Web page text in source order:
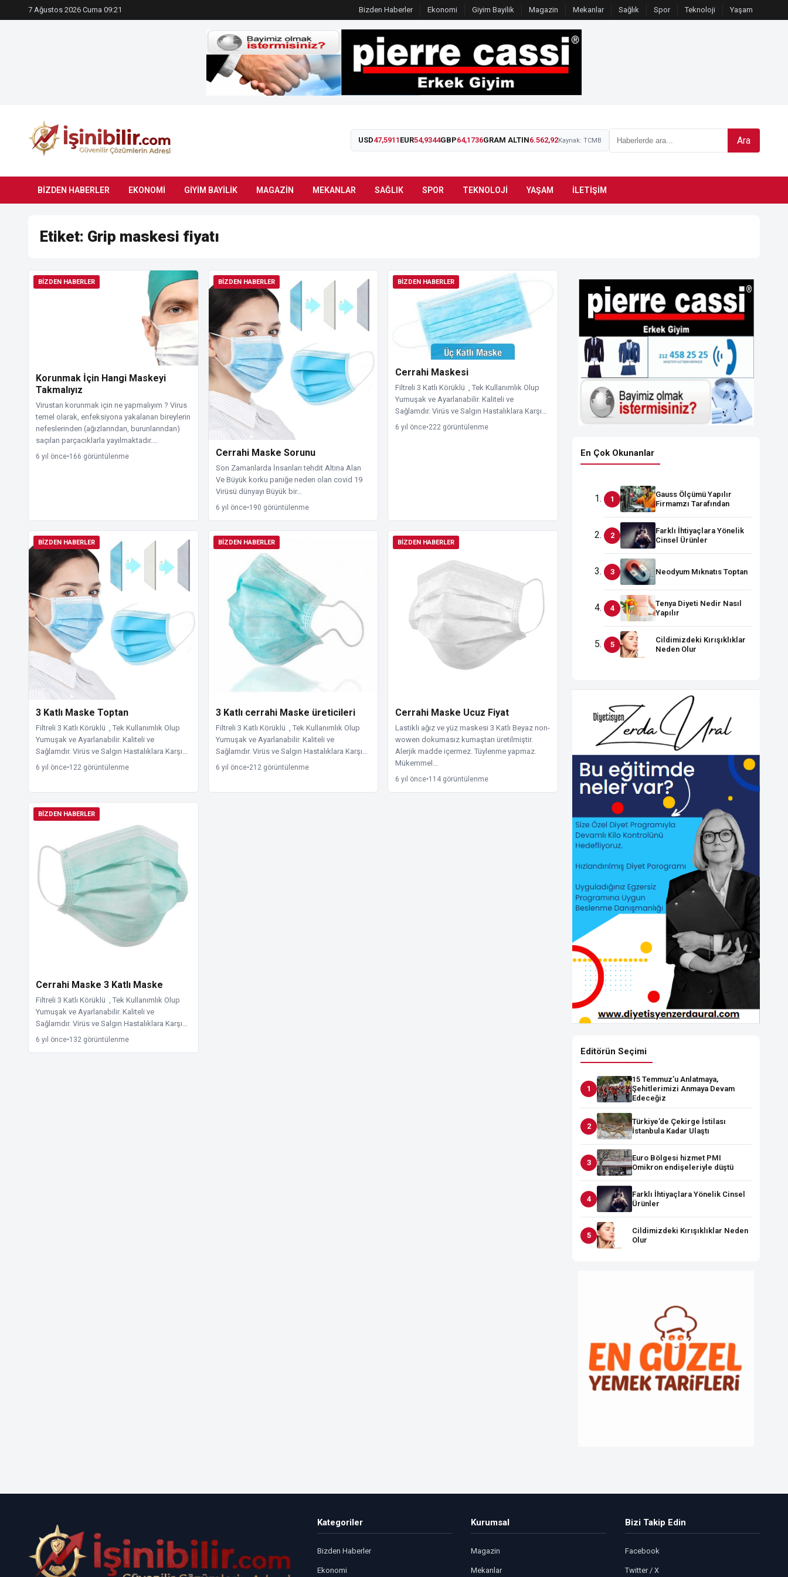
7 Ağustos 2026 Cuma 09:21 Bizden Haberler Ekonomi Giyim Bayilik Magazin Mekanlar Sağlık Spor Teknoloji Yaşam
USD47,5911 EUR54,9344GBP64,1736GRAM ALTIN6.562,92Kaynak: TCMB Ara
BIZDEN HABERLER EKONOMI GIYIM BAYILIK MAGAZIN MEKANLAR SAĞLIK SPOR TEKNOLOJI YAŞAM İLETIŞIM
Etiket: Grip maskesi fiyatı
BIZDEN HABERLER
Korunmak İçin Hangi Maskeyi
Takmalıyız
Virustan korunmak için ne yapmalıyım ? Virus
temel olarak, enfeksiyona yakalanan bireylerin
nefeslerinden (ağızlarından, burunlarından)
saçılan parçacıklarla yayılmaktadır.…
6 yıl önce•166 görüntülenme
BIZDEN HABERLER
Cerrahi Maske Sorunu
Son Zamanlarda İnsanları tehdit Altına Alan
Ve Büyük korku paniğe neden olan covid 19
Virüsü dünyayı Büyük bir…
6 yıl önce•190 görüntülenme
BIZDEN HABERLER
Cerrahi Maskesi
Filtreli 3 Katlı Körüklü , Tek Kullanımlık Olup
Yumuşak ve Ayarlanabilir. Kaliteli ve
Sağlamdır. Virüs ve Salgın Hastalıklara Karşı…
6 yıl önce•222 görüntülenme
BIZDEN HABERLER
3 Katlı Maske Toptan
Filtreli 3 Katlı Körüklü , Tek Kullanımlık Olup
Yumuşak ve Ayarlanabilir. Kaliteli ve
Sağlamdır. Virüs ve Salgın Hastalıklara Karşı…
6 yıl önce•122 görüntülenme
BIZDEN HABERLER
3 Katlı cerrahi Maske üreticileri
Filtreli 3 Katlı Körüklü , Tek Kullanımlık Olup
Yumuşak ve Ayarlanabilir. Kaliteli ve
Sağlamdır. Virüs ve Salgın Hastalıklara Karşı…
6 yıl önce•212 görüntülenme
BIZDEN HABERLER
Cerrahi Maske Ucuz Fiyat
Lastikli ağız ve yüz maskesi 3 Katlı Beyaz non-
wowen dokumasız kumaştan üretilmiştir.
Alerjik madde içermez. Tüylenme yapmaz.
Mükemmel…
6 yıl önce•114 görüntülenme
BIZDEN HABERLER
Cerrahi Maske 3 Katlı Maske
Filtreli 3 Katlı Körüklü , Tek Kullanımlık Olup
Yumuşak ve Ayarlanabilir. Kaliteli ve
Sağlamdır. Virüs ve Salgın Hastalıklara Karşı…
6 yıl önce•132 görüntülenme
En Çok Okunanlar
Gauss Ölçümü Yapılır
Firmamzı Tarafından
Farklı İhtiyaçlara Yönelik
Cinsel Ürünler
Neodyum Mıknatıs Toptan
Tenya Diyeti Nedir Nasıl
Yapılır
Cildimizdeki Kırışıklıklar
Neden Olur
Editörün Seçimi
15 Temmuz’u Anlatmaya,
Şehitlerimizi Anmaya Devam
Edeceğiz
Türkiye’de Çekirge İstilası
İstanbula Kadar Ulaştı
Euro Bölgesi hizmet PMI
Omikron endişeleriyle düştü
Farklı İhtiyaçlara Yönelik Cinsel
Ürünler
Cildimizdeki Kırışıklıklar Neden
Olur
Kategoriler
Bizden Haberler
Ekonomi
Kurumsal
Magazin
Mekanlar
Bizi Takip Edin
Facebook
Twitter / X